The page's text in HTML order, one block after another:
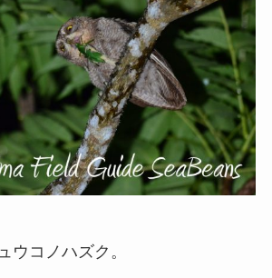
ウコノハズク。